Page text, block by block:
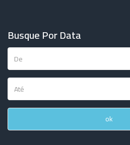
Busque Por Data